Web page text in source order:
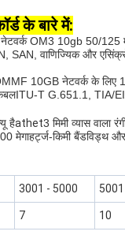
के बारे में:
OM3 10gb 50/125
SAN, वाणिज्यिक और
10GB नेटवर्क के लिए
ITU-T G.651.1, TIA/
हैathet3 मिमी व्यास
मेगाहर्ट्ज-किमी बैंडविड्थ
3001 - 5000
7 10